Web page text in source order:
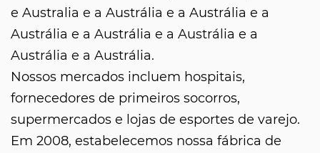
e Australia e a Austrália e a Austrália e a
Austrália e a Austrália e a Austrália e a
Austrália e a Austrália.
Nossos mercados incluem hospitais,
fornecedores de primeiros socorros,
supermercados e lojas de esportes de varejo.
Em 2008, estabelecemos nossa fábrica de